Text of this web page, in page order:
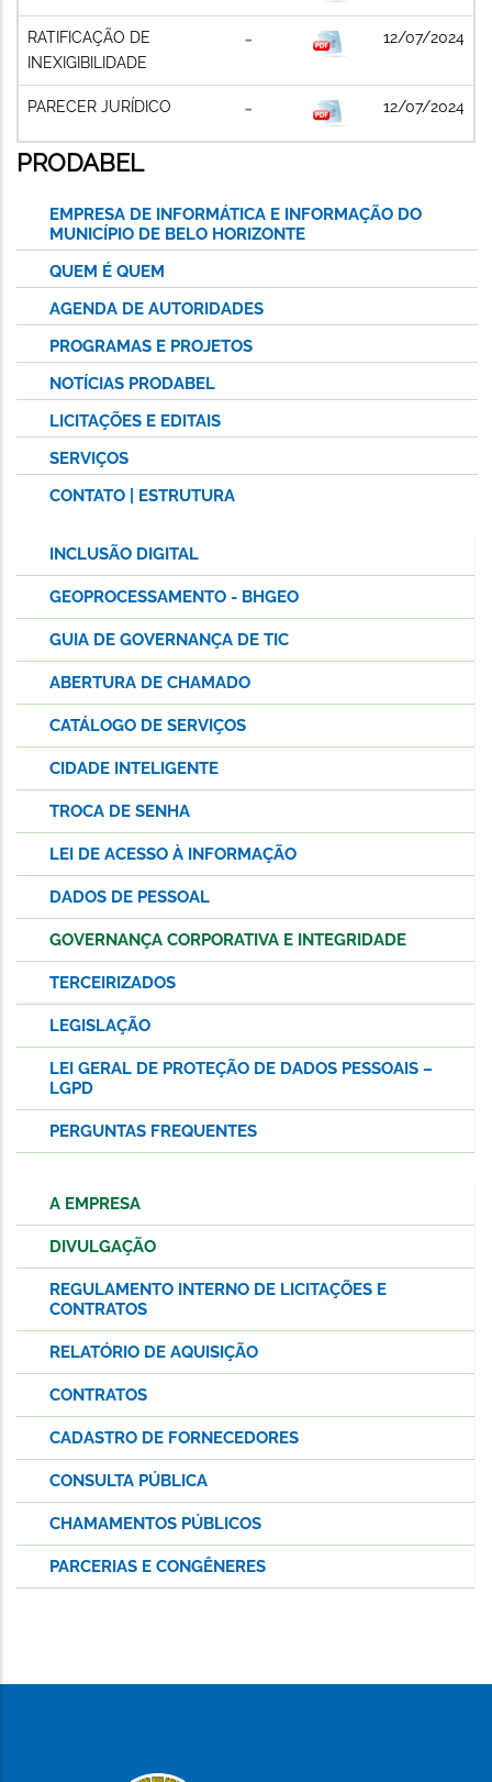
RATIFICAÇÃO DE
INEXIGIBILIDADE
12/07/2024
PARECER JURÍDICO 12/07/2024
PRODABEL
EMPRESA DE INFORMÁTICA E INFORMAÇÃO DO
MUNICÍPIO DE BELO HORIZONTE
QUEM É QUEM
AGENDA DE AUTORIDADES
PROGRAMAS E PROJETOS
NOTÍCIAS PRODABEL
LICITAÇÕES E EDITAIS
SERVIÇOS
CONTATO | ESTRUTURA
INCLUSÃO DIGITAL
GEOPROCESSAMENTO - BHGEO
GUIA DE GOVERNANÇA DE TIC
ABERTURA DE CHAMADO
CATÁLOGO DE SERVIÇOS
CIDADE INTELIGENTE
TROCA DE SENHA
LEI DE ACESSO À INFORMAÇÃO
DADOS DE PESSOAL
GOVERNANÇA CORPORATIVA E INTEGRIDADE
TERCEIRIZADOS
LEGISLAÇÃO
LEI GERAL DE PROTEÇÃO DE DADOS PESSOAIS –
LGPD
PERGUNTAS FREQUENTES
A EMPRESA
DIVULGAÇÃO
REGULAMENTO INTERNO DE LICITAÇÕES E
CONTRATOS
RELATÓRIO DE AQUISIÇÃO
CONTRATOS
CADASTRO DE FORNECEDORES
CONSULTA PÚBLICA
CHAMAMENTOS PÚBLICOS
PARCERIAS E CONGÊNERES